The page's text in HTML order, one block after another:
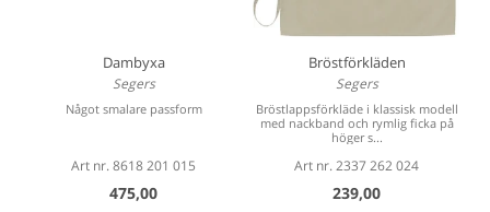
Dambyxa
Segers
Något smalare passform
Art nr. 8618 201 015
475,00
Bröstförkläden
Segers
Bröstlappsförkläde i klassisk modell
med nackband och rymlig ficka på
höger s...
Art nr. 2337 262 024
239,00